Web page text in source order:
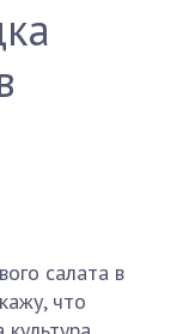
салата в
что